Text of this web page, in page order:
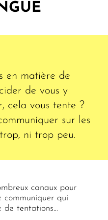
en matière de
de vous y
cela vous tente ?
sur les
ni trop peu.
canaux pour
communiquer qui
de tentations…